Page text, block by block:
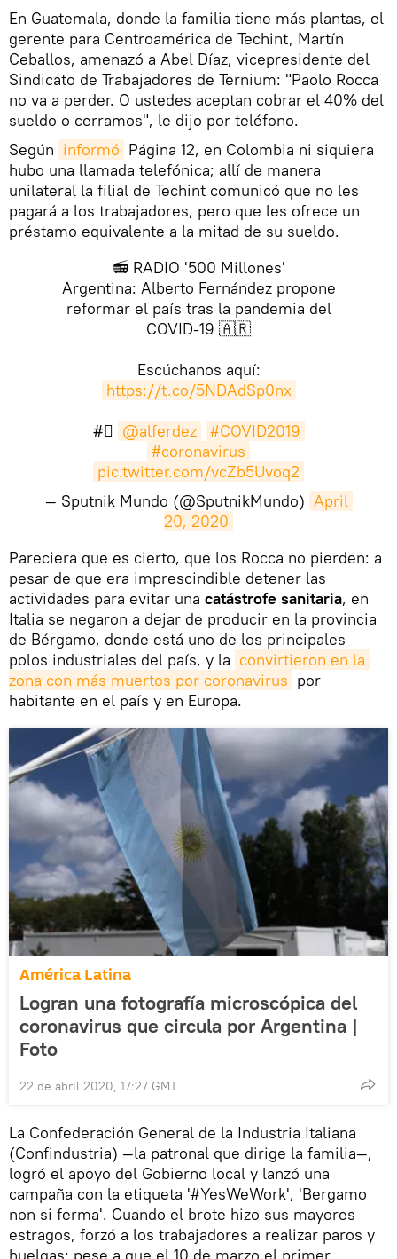
En Guatemala, donde la familia tiene más plantas, el
gerente para Centroamérica de Techint, Martín
Ceballos, amenazó a Abel Díaz, vicepresidente del
Sindicato de Trabajadores de Ternium: "Paolo Rocca
no va a perder. O ustedes aceptan cobrar el 40% del
sueldo o cerramos", le dijo por teléfono.
Según informó Página 12, en Colombia ni siquiera
hubo una llamada telefónica; allí de manera
unilateral la filial de Techint comunicó que no les
pagará a los trabajadores, pero que les ofrece un
préstamo equivalente a la mitad de su sueldo.
📻 RADIO '500 Millones'
Argentina: Alberto Fernández propone
reformar el país tras la pandemia del
COVID-19 🇦🇷
Escúchanos aquí:
https://t.co/5NDAdSp0nx
#⃣ @alferdez
#COVID2019
#coronavirus
pic.twitter.com/vcZb5Uvoq2
— Sputnik Mundo (@SputnikMundo) April
20, 2020
​Pareciera que es cierto, que los Rocca no pierden: a
pesar de que era imprescindible detener las
actividades para evitar una catástrofe sanitaria, en
Italia se negaron a dejar de producir en la provincia
de Bérgamo, donde está uno de los principales
polos industriales del país, y la convirtieron en la
zona con más muertos por coronavirus por
habitante en el país y en Europa.
América Latina
Logran una fotografía microscópica del
coronavirus que circula por Argentina |
Foto
22 de abril 2020, 17:27 GMT
La Confederación General de la Industria Italiana
(Confindustria) —la patronal que dirige la familia—,
logró el apoyo del Gobierno local y lanzó una
campaña con la etiqueta '#YesWeWork', 'Bergamo
non si ferma'. Cuando el brote hizo sus mayores
estragos, forzó a los trabajadores a realizar paros y
huelgas: pese a que el 10 de marzo el primer